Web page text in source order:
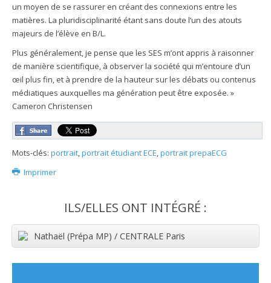
un moyen de se rassurer en créant des connexions entre les
matières. La pluridisciplinarité étant sans doute l’un des atouts
majeurs de l’élève en B/L.
Plus généralement, je pense que les SES m’ont appris à raisonner
de manière scientifique, à observer la société qui m’entoure d’un
œil plus fin, et à prendre de la hauteur sur les débats ou contenus
médiatiques auxquelles ma génération peut être exposée. »
Cameron Christensen
Mots-clés: portrait,portrait étudiant ECE,portrait prepaECG
Imprimer
ILS/ELLES ONT INTÉGRÉ :
Nathaël (Prépa MP) / CENTRALE Paris